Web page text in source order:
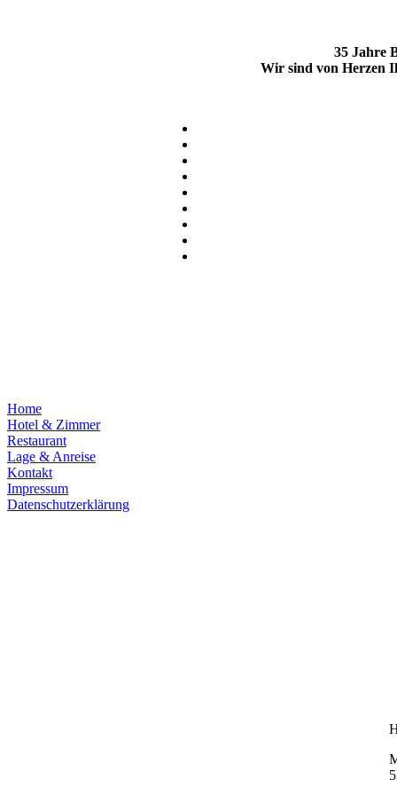
35 Jahre
Wir sind von Herzen
Home
Hotel & Zimmer
Restaurant
Lage & Anreise
Kontakt
Impressum
Datenschutzerklärung